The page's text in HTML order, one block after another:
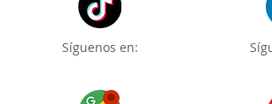
Síguenos en: